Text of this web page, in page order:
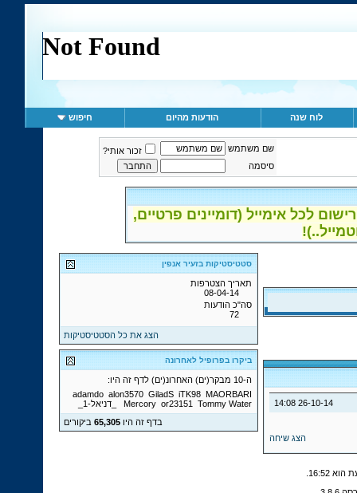
לוח שנה הודעות מהיום חיפוש
שם משתמש
זכור אותי?
סיסמה
לכל אימייל (דומיינים פרטיים,
26-10-14
14:08
הצג שיחה
סטטיסטיקות בזעיר אנפין
תאריך הצטרפות
08-04-14
סה"כ הודעות
72
הצג את כל הסטטיסטיקות
ביקרו בפרופיל לאחרונה
ה-10 מבקר(ים) האחרונ(ים) לדף זה היו:
adamdo alon3570 GiladS iTK98 MAORBARI
Mercory or23151 Tommy Water
_דניאל-1_
בדף זה היו65,305 ביקורים
16:52